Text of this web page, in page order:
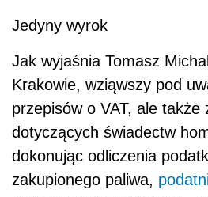
Jedyny wyrok
Jak wyjaśnia Tomasz
Krakowie, wziąwszy pod
przepisów o VAT, ale także
dotyczących świadectw
dokonując odliczenia
zakupionego paliwa,